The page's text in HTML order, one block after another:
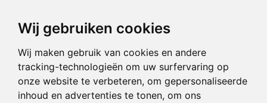
Wij gebruiken cookies
Wij maken gebruik van cookies en andere
tracking-technologieën om uw surfervaring op
onze website te verbeteren, om gepersonaliseerde
inhoud en advertenties te tonen, om ons
direct
hoofdinhoud